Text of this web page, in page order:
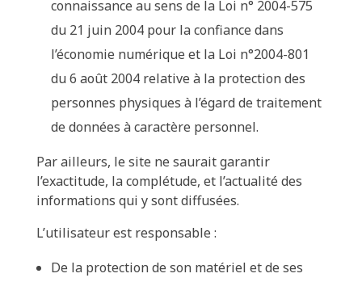
connaissance au sens de la Loi n° 2004-575
du 21 juin 2004 pour la confiance dans
l’économie numérique et la Loi n°2004-801
du 6 août 2004 relative à la protection des
personnes physiques à l’égard de traitement
de données à caractère personnel.
Par ailleurs, le site ne saurait garantir
l’exactitude, la complétude, et l’actualité des
informations qui y sont diffusées.
L’utilisateur est responsable :
De la protection de son matériel et de ses